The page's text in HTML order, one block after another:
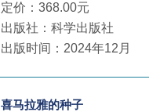
定价：368.00元
出版社：科学出版社
出版时间：2024年12月
喜马拉雅的种子